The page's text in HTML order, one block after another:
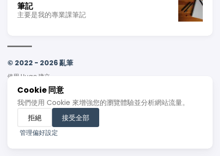
筆記
主要是我的專業課筆記
© 2022 - 2026 亂筆
使用 Hugo建立
主題Stack由 Jimmy
Cookie 同意
我們使用 Cookie 來增強您的瀏覽體驗並分析網站流量。
拒絕
接受全部
管理偏好設定